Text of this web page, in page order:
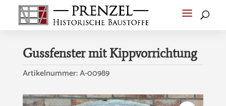
Gussfenster mit Kippvorrichtung
Artikelnummer:A-00989